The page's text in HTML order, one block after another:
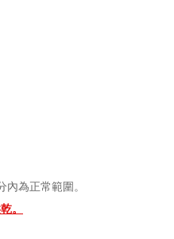
為正常範圍。
。